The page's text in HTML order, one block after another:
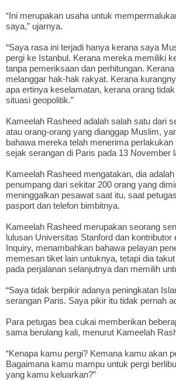
“Ini merupakan usaha untuk
saya,” ujarnya.
“Saya rasa ini terjadi hanya kerana saya
pergi ke Istanbul. Kerana mereka memiliki
tanpa pemeriksaan dan perhitungan.
melanggar hak-hak rakyat. Kerana
apa ertinya keselamatan, kerana orang
situasi geopolitik.”
Kameelah Rasheed adalah salah satu dari
atau orang-orang yang dianggap Muslim,
bahawa mereka telah menerima
sejak serangan di Paris pada 13 November
Kameelah Rasheed mengatakan, dia
penumpang dari sekitar 200 orang yang
meninggalkan pesawat saat itu, saat
pasport dan telefon bimbitnya.
Kameelah Rasheed merupakan seorang
lulusan Universitas Stanford dan kontributor
Inquiry, menambahkan bahawa pelayan
memesan tiket lain untuknya, tetapi dia
pada perjalanan selanjutnya dan memilih
“Saya tidak berpikir adanya peningkatan
serangan Paris. Saya pikir itu tidak pernah
Para petugas bea cukai memberikan
sama berulang kali, menurut Kameelah
“Kenapa kamu pergi? Kemana kamu akan
Bagaimana kamu mampu untuk pergi
yang kamu keluarkan?”